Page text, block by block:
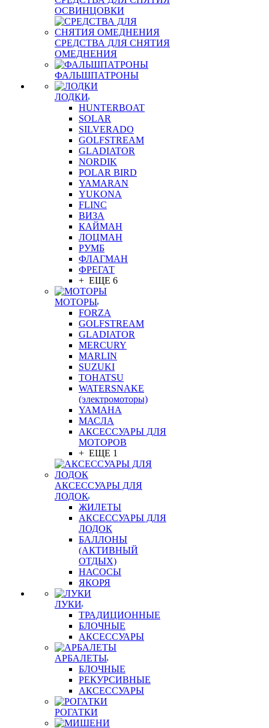
ОСВИНЦОВКИ
СРЕДСТВА ДЛЯ СНЯТИЯ
ОМЕДНЕНИЯ
ФАЛЬШПАТРОНЫ
ЛОДКИ
HUNTERBOAT
SOLAR
SILVERADO
GOLFSTREAM
GLADIATOR
NORDIK
POLAR BIRD
YAMARAN
YUKONA
FLINC
ВИЗА
КАЙМАН
ЛОЦМАН
РУМБ
ФЛАГМАН
ФРЕГАТ
+ ЕЩЕ 6
МОТОРЫ
FORZA
GOLFSTREAM
GLADIATOR
MERCURY
MARLIN
SUZUKI
TOHATSU
WATERSNAKE
(электромоторы)
YAMAHA
МАСЛА
АКСЕССУАРЫ ДЛЯ
МОТОРОВ
+ ЕЩЕ 1
АКСЕССУАРЫ ДЛЯ
ЛОДОК
ЖИЛЕТЫ
АКСЕССУАРЫ ДЛЯ
ЛОДОК
БАЛЛОНЫ
(АКТИВНЫЙ
ОТДЫХ)
НАСОСЫ
ЯКОРЯ
ЛУКИ
ТРАДИЦИОННЫЕ
БЛОЧНЫЕ
АКСЕССУАРЫ
АРБАЛЕТЫ
БЛОЧНЫЕ
РЕКУРСИВНЫЕ
АКСЕССУАРЫ
РОГАТКИ